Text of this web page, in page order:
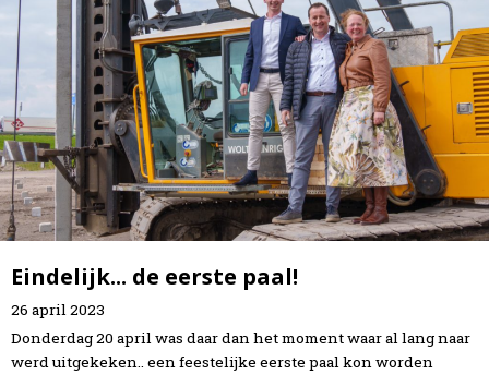
Eindelijk... de eerste paal!
26 april2023
Donderdag 20 april was daar dan het moment waar al lang naar
werd uitgekeken.. een feestelijke eerste paal kon worden